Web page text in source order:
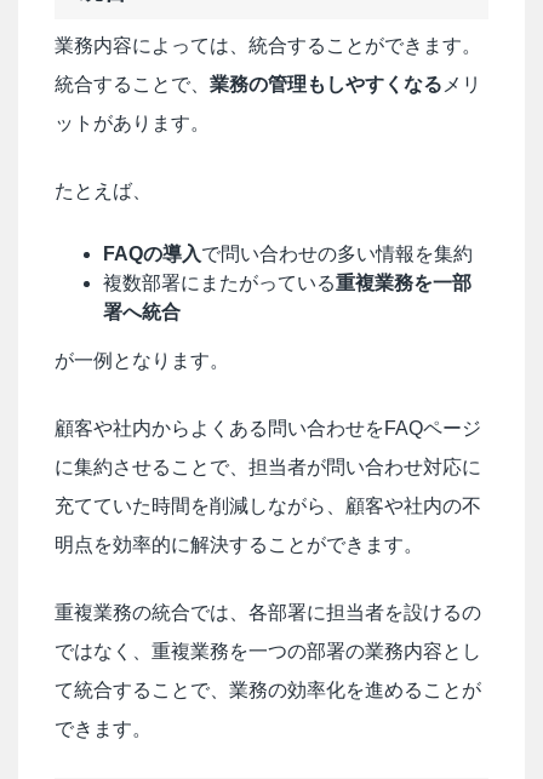
業務内容によっては、統合することができます。
統合することで、 業務の管理もしやすくなる メリ
ットがあります。
たとえば、
FAQの導入で問い合わせの多い情報を集約
複数部署にまたがっている重複業務を一部
署へ統合
が一例となります。
顧客や社内からよくある問い合わせをFAQページ
に集約させることで、担当者が問い合わせ対応に
充てていた時間を削減しながら、顧客や社内の不
明点を効率的に解決することができます。
重複業務の統合では、各部署に担当者を設けるの
ではなく、重複業務を一つの部署の業務内容とし
て統合することで、業務の効率化を進めることが
できます。